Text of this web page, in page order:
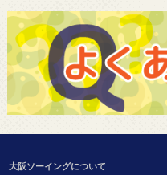
大阪ソーイングについて